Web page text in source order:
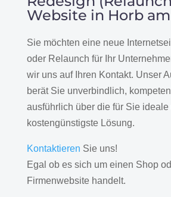
Website in Horb
Sie möchten eine neue
oder Relaunch für Ihr
wir uns auf Ihren Kontakt. Unser
berät Sie unverbindlich,
ausführlich über die für Sie ideale
kostengünstigste Lösung.
Kontaktieren Sie uns!
Egal ob es sich um einen Shop
Firmenwebsite handelt.